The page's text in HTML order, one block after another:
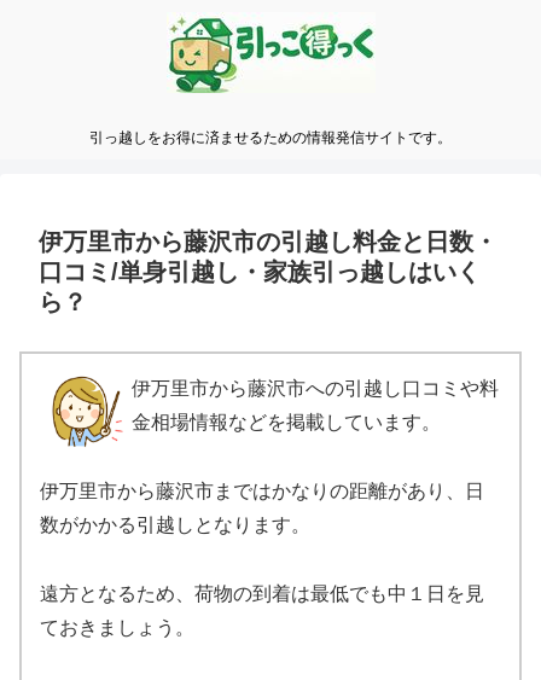
引っ越しをお得に済ませるための情報発信サイトです。
伊万里市から藤沢市の引越し料金と日数・
口コミ/単身引越し・家族引っ越しはいく
ら？
伊万里市から藤沢市への引越し口コミや料
金相場情報などを掲載しています。
伊万里市から藤沢市まではかなりの距離があり、日
数がかかる引越しとなります。
遠方となるため、荷物の到着は最低でも中１日を見
ておきましょう。